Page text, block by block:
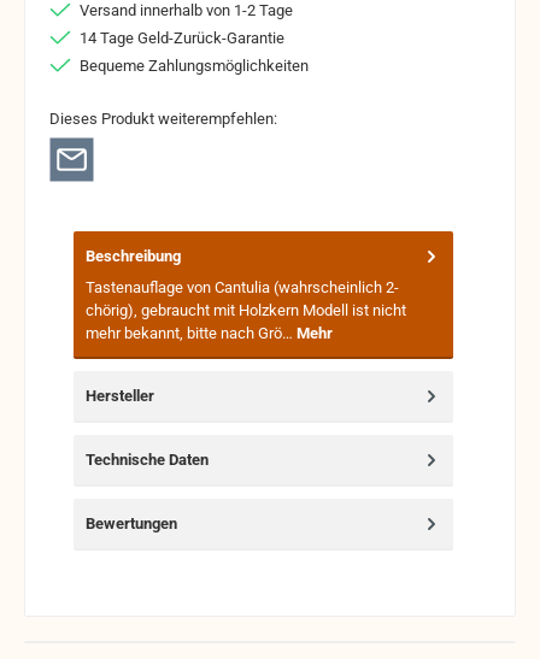
Versand innerhalb von 1-2 Tage
14 Tage Geld-Zurück-Garantie
Bequeme Zahlungsmöglichkeiten
Dieses Produkt weiterempfehlen:
Beschreibung
Tastenauflage von Cantulia (wahrscheinlich 2-
chörig), gebraucht mit Holzkern Modell ist nicht
mehr bekannt, bitte nach Grö… Mehr
Hersteller
Technische Daten
Bewertungen